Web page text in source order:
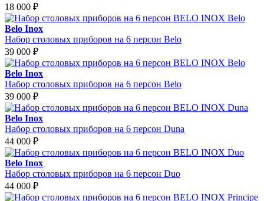
18 000 ₽
Belo Inox
Набор столовых приборов на 6 персон Belo
39 000 ₽
Belo Inox
Набор столовых приборов на 6 персон Belo
39 000 ₽
Belo Inox
Набор столовых приборов на 6 персон Duna
44 000 ₽
Belo Inox
Набор столовых приборов на 6 персон Duo
44 000 ₽